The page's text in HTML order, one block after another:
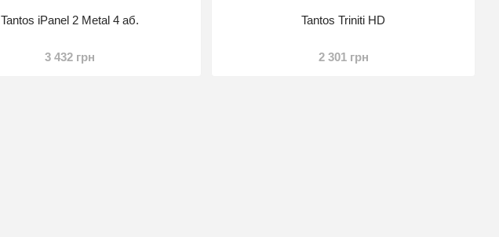
Tantos iPanel 2 Metal 4 аб.
3 432 грн
Tantos Triniti HD
2 301 грн